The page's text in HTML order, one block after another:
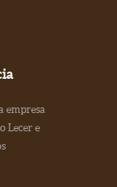
empresa
Lecer e